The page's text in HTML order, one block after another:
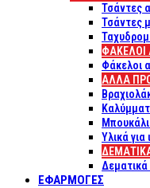
Τσάντες
Τσάντες
ΦΑΚΕΛΟΙ
Φάκελοι
ΑΛΛΑ
Υλικά
ΕΦΑΡΜΟΓΈΣ